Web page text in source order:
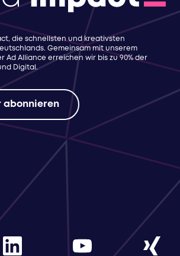
die schnellsten und kreativsten
Gemeinsam mit unserem
Ad Alliance erreichen wir bis zu 90% der
Digital.
abonnieren